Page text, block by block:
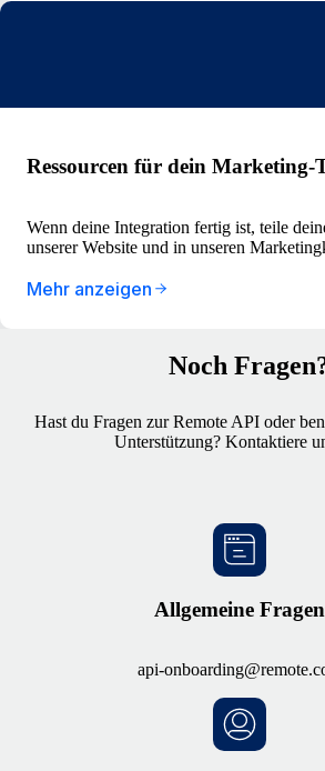
Ressourcen für dein Marketing-
Wenn deine Integration fertig ist, teile
unserer Website und in unseren
Mehr anzeigen
Noch
Hast du Fragen zur Remote API oder
Unterstützung? Kontaktiere
Allgemeine Fragen
api-